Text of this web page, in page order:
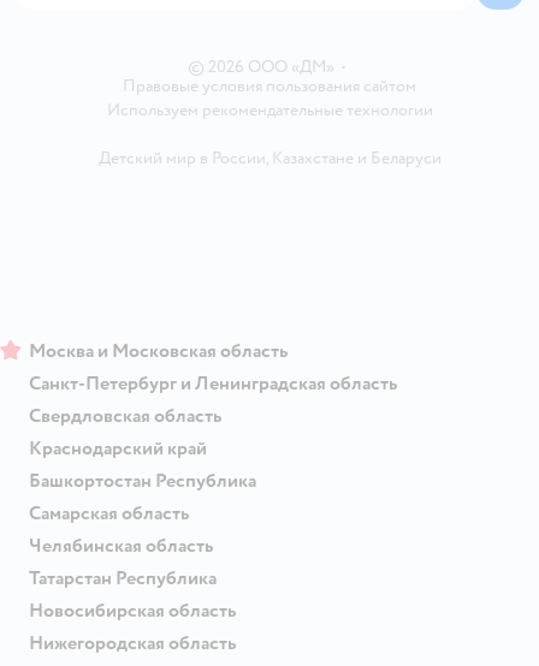
© 2026 ООО «ДМ» •
Правовые условия пользования сайтом
Используем рекомендательные технологии
Детский мир в России, Казахстанеи Беларуси
Москва и Московская область
Санкт-Петербург и Ленинградская область
Свердловская область
Краснодарский край
Башкортостан Республика
Самарская область
Челябинская область
Татарстан Республика
Новосибирская область
Нижегородская область